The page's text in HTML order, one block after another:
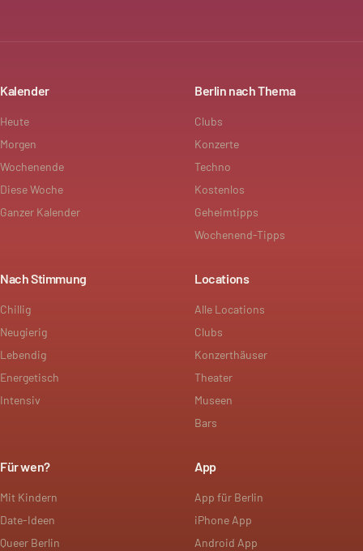
Kalender
Heute
Morgen
Wochenende
Diese Woche
Ganzer Kalender
Berlin nach Thema
Clubs
Konzerte
Techno
Kostenlos
Geheimtipps
Wochenend-Tipps
Nach Stimmung
Chillig
Neugierig
Lebendig
Energetisch
Intensiv
Locations
Alle Locations
Clubs
Konzerthäuser
Theater
Museen
Bars
Für wen?
Mit Kindern
Date-Ideen
Queer Berlin
App
App für Berlin
iPhone App
Android App